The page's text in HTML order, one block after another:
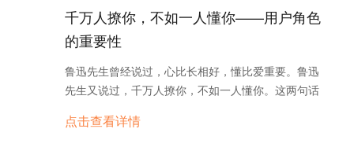
长的大头，但与此同时，大量传统行业却仍陷在订单
下滑、客户流失、利润压缩的泥淖之中。 传统品类
增长乏力，外贸不是退潮，而是换风口 对于还在依
赖服装、箱包、家居、饰品等传统品类的企业来说，
这波红利未必能切实触达。 当前外贸的变化，不是
类向高技术含量、绿色能源、智能制造转型。若继续
千万人撩你，不如一人懂你——用户角色
的重要性
鲁迅先生曾经说过，心比长相好，懂比爱重要。鲁迅
先生又说过，千万人撩你，不如一人懂你。这两句话
户，才能得到用户。所以鲁迅先生特别强调，确定用
点击查看详情